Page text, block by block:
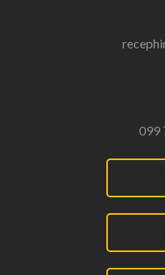
099